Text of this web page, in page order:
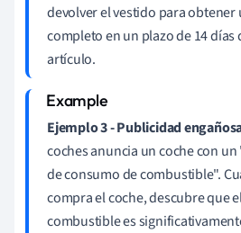
devolver el vestido para obtener
completo en un plazo de 14 días
artículo.
Ejemplo 3 - Publicidad
coches anuncia un coche con
de consumo de combustible".
compra el coche, descubre que
combustible es